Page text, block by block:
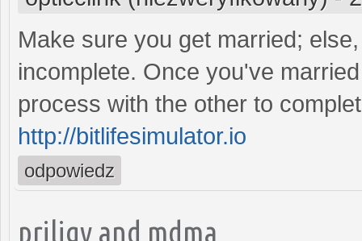
Make sure you get married;
incomplete. Once you've
process with the other to
http://bitlifesimulator.io
odpowiedz
priligy and mdma